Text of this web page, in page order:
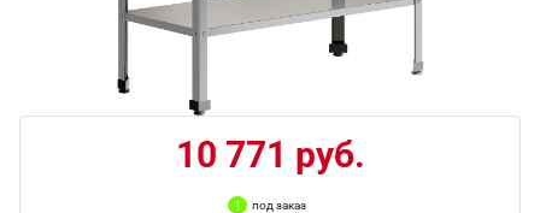
10 771 руб.
под заказ